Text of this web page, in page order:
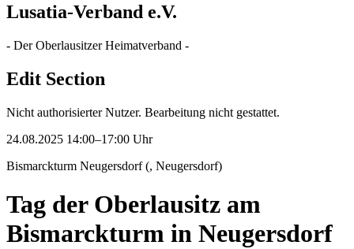
Lusatia-Verband e.V.
- Der Oberlausitzer Heimatverband -
Edit Section
Nicht authorisierter Nutzer. Bearbeitung nicht gestattet.
24.08.2025 14:00–17:00 Uhr
Bismarckturm Neugersdorf (, Neugersdorf)
Tag der Oberlausitz am
Bismarckturm in Neugersdorf